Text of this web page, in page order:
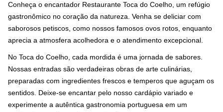
Conheça o encantador Restaurante Toca do Coelho, um refúgio
gastronômico no coração da natureza. Venha se deliciar com
saborosos petiscos, como nossos famosos ovos rotos, enquanto
aprecia a atmosfera acolhedora e o atendimento excepcional.
No Toca do Coelho, cada mordida é uma jornada de sabores.
Nossas entradas são verdadeiras obras de arte culinárias,
preparadas com ingredientes frescos e temperos que aguçam os
sentidos. Deixe-se encantar pelo nosso cardápio variado e
experimente a autêntica gastronomia portuguesa em um